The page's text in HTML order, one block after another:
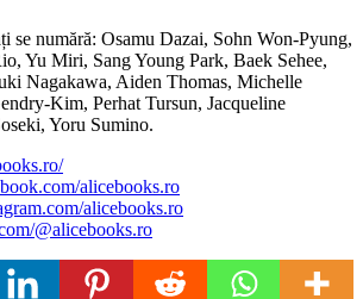
se numără: Osamu Dazai, Sohn Won-Pyung,
Yu Miri, Sang Young Park, Baek Sehee,
Nagakawa, Aiden Thomas, Michelle
Kim, Perhat Tursun, Jacqueline
Yoru Sumino.
alicebooks.ro
alicebooks.ro
@alicebooks.ro